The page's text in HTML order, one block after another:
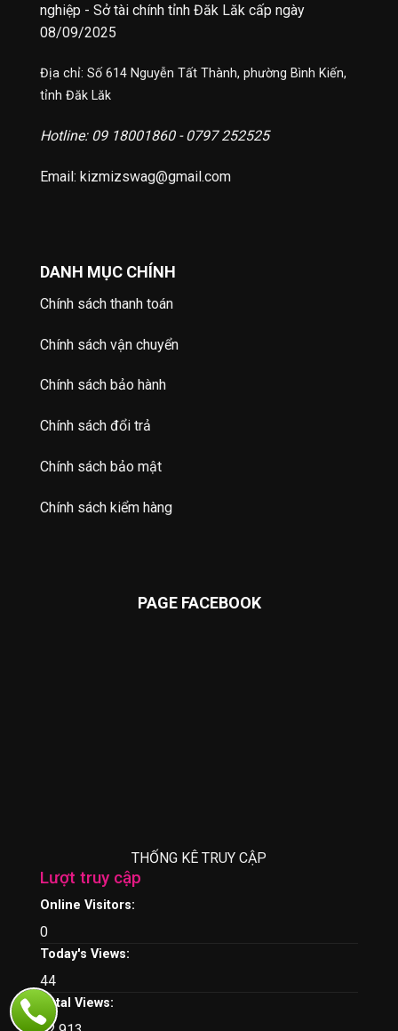
nghiệp - Sở tài chính tỉnh Đăk Lăk cấp ngày
08/09/2025
Địa chỉ: Số 614 Nguyễn Tất Thành, phường Bình Kiến,
tỉnh Đăk Lăk
Hotline: 09 18001860 - 0797 252525
Email: kizmizswag@gmail.com
DANH MỤC CHÍNH
Chính sách thanh toán
Chính sách vận chuyển
Chính sách bảo hành
Chính sách đổi trả
Chính sách bảo mật
Chính sách kiểm hàng
PAGE FACEBOOK
THỐNG KÊ TRUY CẬP
Lượt truy cập
Online Visitors:
0
Today's Views:
44
Total Views: